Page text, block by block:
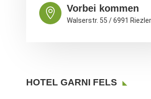
 Vorbei kommen
Walserstr. 55 / 6991
HOTEL GARNI FELS